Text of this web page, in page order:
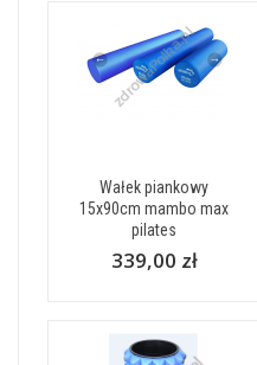
Wałek piankowy
15x90cm mambo max
pilates
339,00 zł